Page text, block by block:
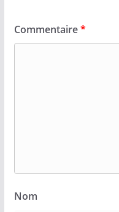
Commentaire*
Nom